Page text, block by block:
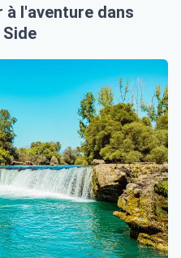
l'aventure dans